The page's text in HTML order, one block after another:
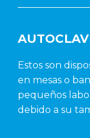
Estos son
en mesas o
pequeños
debido a su